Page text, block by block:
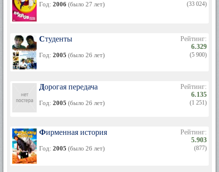
Год: 2006 (было 27 лет) (33 024)
Студенты
Год: 2005 (было 26 лет)
Рейтинг:
6.329
(5 900)
Дорогая передача
Год: 2005 (было 26 лет)
Рейтинг:
6.135
(1 251)
Фирменная история
Год: 2005 (было 26 лет)
Рейтинг:
5.903
(877)